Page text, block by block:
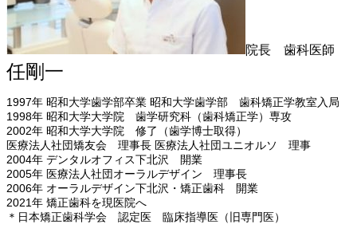
院長 歯科医師
任剛一
1997年 昭和大学歯学部卒業 昭和大学歯学部 歯科矯正学教室入局
1998年 昭和大学大学院 歯学研究科（歯科矯正学）専攻
2002年 昭和大学大学院 修了（歯学博士取得）
医療法人社団矯友会 理事長 医療法人社団ユニオルソ 理事
2004年 デンタルオフィス下北沢 開業
2005年 医療法人社団オーラルデザイン 理事長
2006年 オーラルデザイン下北沢・矯正歯科 開業
2021年 矯正歯科を現医院へ
＊日本矯正歯科学会 認定医 臨床指導医（旧専門医）